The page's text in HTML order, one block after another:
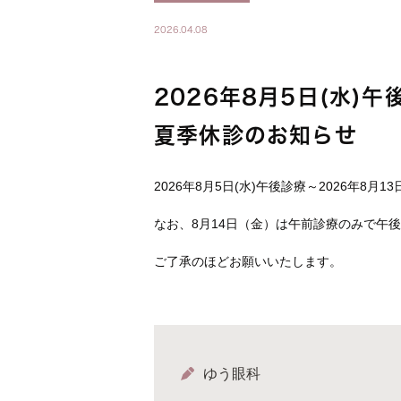
2026.04.08
2026年8月5日(水)午
夏季休診のお知らせ
2026年8月5日(水)午後診療～2026年8月13
なお、8月14日（金）は午前診療のみで午
ご了承のほどお願いいたします。
ゆう眼科